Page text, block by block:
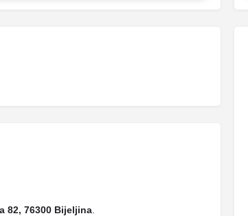
82, 76300 Bijeljina